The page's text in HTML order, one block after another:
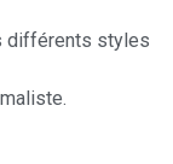
différents styles